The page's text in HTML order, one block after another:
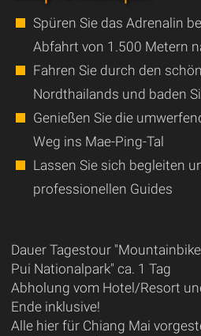
Spüren Sie das Adrenalin
Abfahrt von 1.500 Metern
Fahren Sie durch den
Nordthailands und baden
Genießen Sie die
Weg ins Mae-Ping-Tal
Lassen Sie sich begleiten
professionellen Guides
Dauer Tagestour
Pui Nationalpark" ca. 1 Tag
Abholung vom Hotel/Resort
Ende inklusive!
Alle hier für Chiang Mai